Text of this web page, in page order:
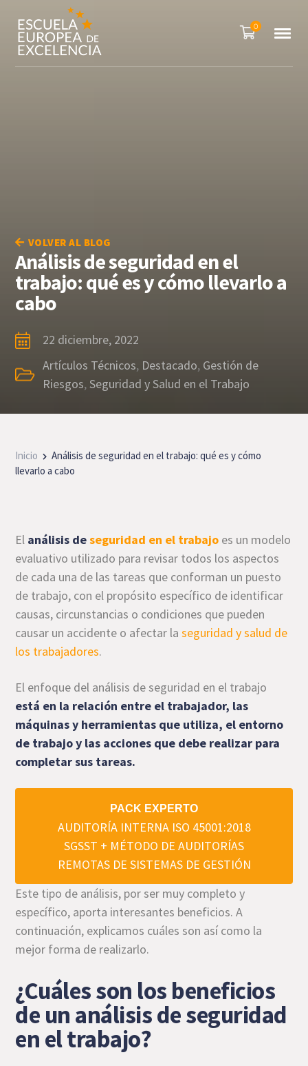
0
VOLVER AL BLOG
Análisis de seguridad en el
trabajo: qué es y cómo llevarlo a
cabo
22 diciembre, 2022
Artículos Técnicos, Destacado, Gestión de
Riesgos,Seguridad y Salud en el Trabajo
Inicio
Análisis de seguridad en el trabajo: qué es y cómo
llevarlo a cabo
El análisis deseguridad en el trabajo es un modelo
evaluativo utilizado para revisar todos los aspectos
de cada una de las tareas que conforman un puesto
de trabajo, con el propósito específico de identificar
causas, circunstancias o condiciones que pueden
causar un accidente o afectar laseguridad y salud de
los trabajadores.
El enfoque del análisis de seguridad en el trabajo
está en la relación entre el trabajador, las
máquinas y herramientas que utiliza, el entorno
de trabajo y las acciones que debe realizar para
completar sus tareas.
PACK EXPERTO
AUDITORÍA INTERNA ISO 45001:2018
SGSST + MÉTODO DE AUDITORÍAS
REMOTAS DE SISTEMAS DE GESTIÓN
Este tipo de análisis, por ser muy completo y
específico, aporta interesantes beneficios. A
continuación, explicamos cuáles son así como la
mejor forma de realizarlo.
¿Cuáles son los beneficios
de un análisis de seguridad
en el trabajo?